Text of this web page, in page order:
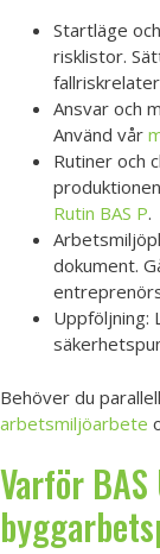
Startläge
risklistor.
Ansvar och
Använd vår
Rutiner och
Rutin BAS P.
dokument.
Uppföljning:
Behöver du
arbetsmiljöarbete
Varför